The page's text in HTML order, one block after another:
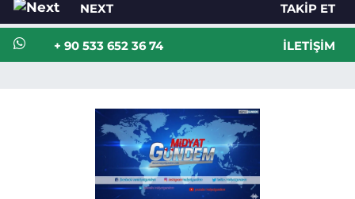
NEXT TAKIP ET
+ 90 533 652 36 74 İLETIŞIM